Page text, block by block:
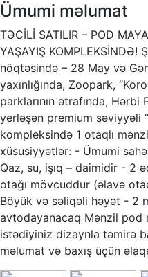
Ümumi məlumat
TƏCİLİ SATILIR – POD
YAŞAYIŞ
nöqtəsində – 28 May və
yaxınlığında, Zoopark,
parklarının ətrafında, Hərbi
yerləşən premium səviyyəli
kompleksində 1 otaqlı
xüsusiyyətlər: - Ümumi
Qaz, su, işıq – daimidir - 2
otağı mövcuddur (əlavə
Böyük və səliqəli həyət - 2
avtodayanacaq Mənzil pod
istədiyiniz dizaynla təmirə
məlumat və baxış üçün